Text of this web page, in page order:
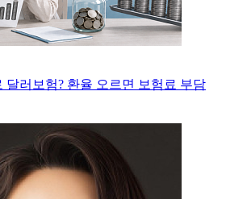
달러보험? 환율 오르면 보험료 부담